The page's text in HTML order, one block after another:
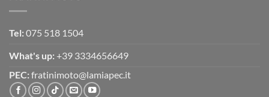
Tel: 075 518 1504
What's up: +39 3334656649
PEC: fratinimoto@lamiapec.it